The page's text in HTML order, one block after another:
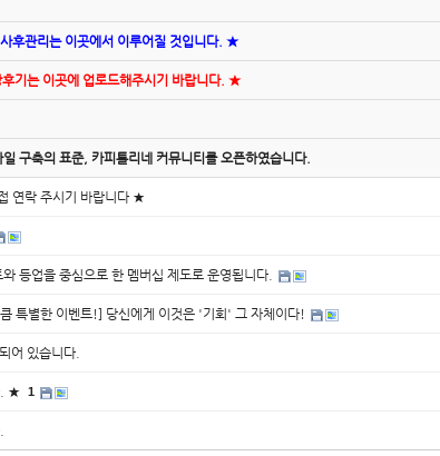
후관리는 이곳에서 이루어질 것입니다. ★
기는 이곳에 업로드해주시기 바랍니다. ★
구축의 표준, 카피톨리네 커뮤니티를 오픈하였습니다.
연락 주시기 바랍니다 ★
등업을 중심으로 한 멤버십 제도로 운영됩니다.
특별한 이벤트!] 당신에게 이것은 '기회' 그 자체이다!
어 있습니다.
. ★ 1